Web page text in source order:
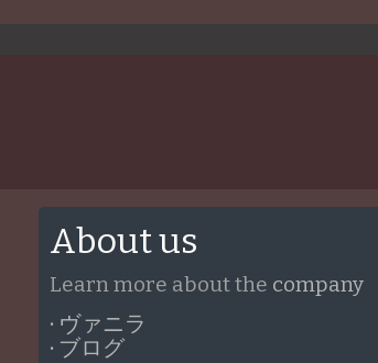
About us
Learn more about the company
· ヴァニラ
· ブログ